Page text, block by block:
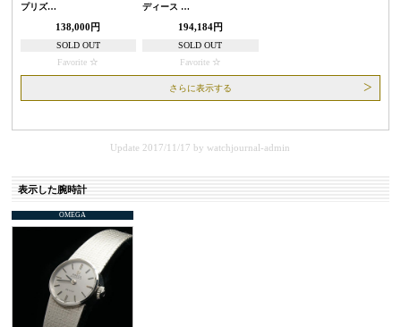
プリズ…
138,000円
SOLD OUT
Favorite
ディース …
194,184円
SOLD OUT
Favorite
さらに表示する
Update 2017/11/17 bywatchjournal-admin
表示した腕時計
OMEGA